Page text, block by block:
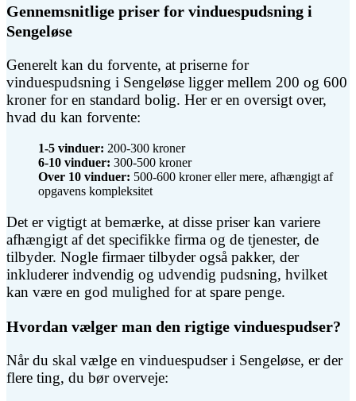
Gennemsnitlige priser for vinduespudsning i
Sengeløse
Generelt kan du forvente, at priserne for
vinduespudsning i Sengeløse ligger mellem 200 og 600
kroner for en standard bolig. Her er en oversigt over,
hvad du kan forvente:
1-5 vinduer: 200-300 kroner
6-10 vinduer: 300-500 kroner
Over 10 vinduer: 500-600 kroner eller mere, afhængigt af
opgavens kompleksitet
Det er vigtigt at bemærke, at disse priser kan variere
afhængigt af det specifikke firma og de tjenester, de
tilbyder. Nogle firmaer tilbyder også pakker, der
inkluderer indvendig og udvendig pudsning, hvilket
kan være en god mulighed for at spare penge.
Hvordan vælger man den rigtige vinduespudser?
Når du skal vælge en vinduespudser i Sengeløse, er der
flere ting, du bør overveje: